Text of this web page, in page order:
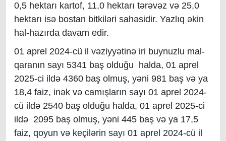
0,5 hektarı kartof, 11,0 hektarı tərəvəz və 25,0
hektarı isə bostan bitkiləri sahəsidir. Yazlıq əkin
hal-hazırda davam edir.
01 aprel 2024-cü il vəziyyətinə iri buynuzlu mal-
qaranın sayı 5341 baş olduğu halda, 01 aprel
2025-ci ildə 4360 baş olmuş, yəni 981 baş və ya
18,4 faiz, inək və camışların sayı 01 aprel 2024-
cü ildə 2540 baş olduğu halda, 01 aprel 2025-ci
ildə 2095 baş olmuş, yəni 445 baş və ya 17,5
faiz, qoyun və keçilərin sayı 01 aprel 2024-cü il